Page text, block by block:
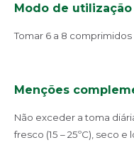
Modo de utilização
Tomar 6 a 8
Menções
Não exceder a toma
fresco (15 – 25ºC), seco